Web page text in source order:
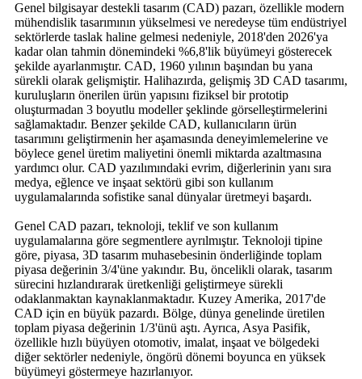
Genel bilgisayar destekli tasarım (CAD) pazarı, özellikle modern
mühendislik tasarımının yükselmesi ve neredeyse tüm endüstriyel
sektörlerde taslak haline gelmesi nedeniyle, 2018'den 2026'ya
kadar olan tahmin dönemindeki %6,8'lik büyümeyi gösterecek
şekilde ayarlanmıştır. CAD, 1960 yılının başından bu yana
sürekli olarak gelişmiştir. Halihazırda, gelişmiş 3D CAD tasarımı,
kuruluşların önerilen ürün yapısını fiziksel bir prototip
oluşturmadan 3 boyutlu modeller şeklinde görselleştirmelerini
sağlamaktadır. Benzer şekilde CAD, kullanıcıların ürün
tasarımını geliştirmenin her aşamasında deneyimlemelerine ve
böylece genel üretim maliyetini önemli miktarda azaltmasına
yardımcı olur. CAD yazılımındaki evrim, diğerlerinin yanı sıra
medya, eğlence ve inşaat sektörü gibi son kullanım
uygulamalarında sofistike sanal dünyalar üretmeyi başardı.
Genel CAD pazarı, teknoloji, teklif ve son kullanım
uygulamalarına göre segmentlere ayrılmıştır. Teknoloji tipine
göre, piyasa, 3D tasarım muhasebesinin önderliğinde toplam
piyasa değerinin 3/4'üne yakındır. Bu, öncelikli olarak, tasarım
sürecini hızlandırarak üretkenliği geliştirmeye sürekli
odaklanmaktan kaynaklanmaktadır. Kuzey Amerika, 2017'de
CAD için en büyük pazardı. Bölge, dünya genelinde üretilen
toplam piyasa değerinin 1/3'ünü aştı. Ayrıca, Asya Pasifik,
özellikle hızlı büyüyen otomotiv, imalat, inşaat ve bölgedeki
diğer sektörler nedeniyle, öngörü dönemi boyunca en yüksek
büyümeyi göstermeye hazırlanıyor.